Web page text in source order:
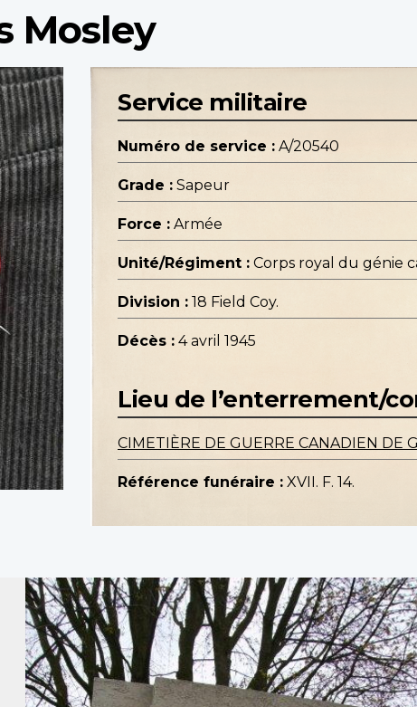
Mosley
Service militaire
Numéro de service : A/20540
Grade : Sapeur
Force : Armée
Unité/Régiment : Corps royal du génie
Division : 18 Field Coy.
Décès : 4 avril 1945
Lieu de l’enterrement/
CIMETIÈRE DE GUERRE CANADIEN DE
Référence funéraire : XVII. F. 14.